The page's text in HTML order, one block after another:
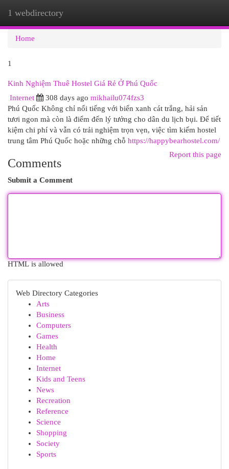
1 webdirectory
Home
1
Kinh Nghiệm Thuê Hostel Giá Rẻ Ở Phú Quốc
Internet
308 days ago mikhailu074fzs3
Phú Quốc Không chỉ nổi tiếng với biển xanh cát trắng, hải sản
tươi ngon mà còn là điểm đến lý tưởng cho dân du lịch bụi. Để tiết
kiệm chi phí và vẫn có trải nghiệm trọn vẹn, việc tìm kiếm hostel
trung tâm Phú Quốc hoặc những chỗ https://happybearhostel.com/
Report this page
Comments
Submit a Comment
HTML is allowed
Web Directory Categories
Arts
Business
Computers
Games
Health
Home
Internet
Kids and Teens
News
Recreation
Reference
Science
Shopping
Society
Sports